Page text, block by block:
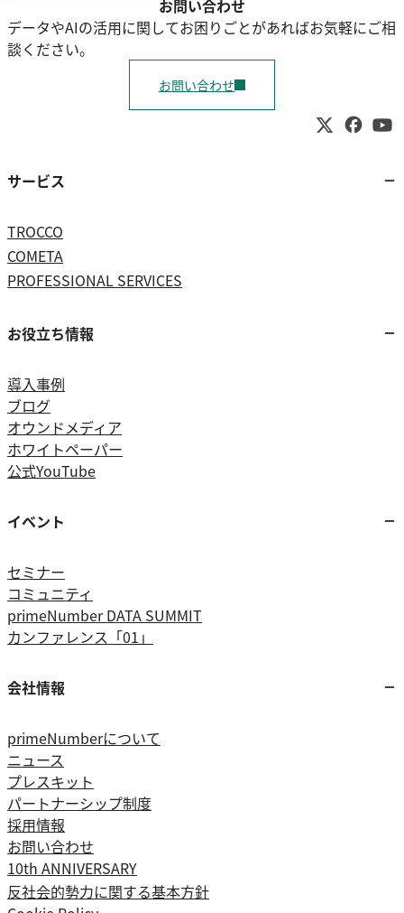
お問い合わせ
データやAIの活用に関してお困りごとがあればお気軽にご相
談ください。
お問い合わせ
サービス
TROCCO
COMETA
PROFESSIONAL SERVICES
お役立ち情報
導入事例
ブログ
オウンドメディア
ホワイトペーパー
公式YouTube
イベント
セミナー
コミュニティ
primeNumber DATA SUMMIT
カンファレンス「01」
会社情報
primeNumberについて
ニュース
プレスキット
パートナーシップ制度
採用情報
お問い合わせ
10th ANNIVERSARY
反社会的勢力に関する基本方針